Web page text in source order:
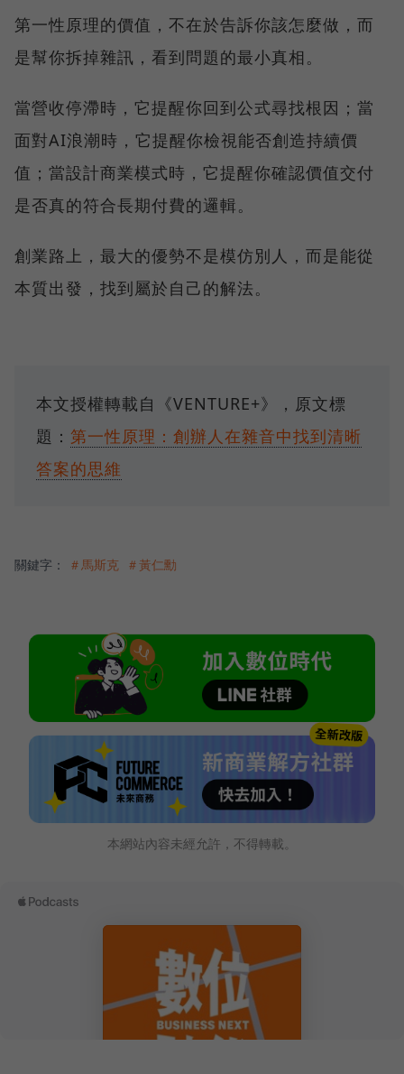
第一性原理的價值，不在於告訴你該怎麼做，而
是幫你拆掉雜訊，看到問題的最小真相。
當營收停滯時，它提醒你回到公式尋找根因；當
面對AI浪潮時，它提醒你檢視能否創造持續價
值；當設計商業模式時，它提醒你確認價值交付
是否真的符合長期付費的邏輯。
創業路上，最大的優勢不是模仿別人，而是能從
本質出發，找到屬於自己的解法。
本文授權轉載自《VENTURE+》，原文標
題： 第一性原理：創辦人在雜音中找到清晰
答案的思維
關鍵字： ＃馬斯克 ＃黃仁勳
本網站內容未經允許，不得轉載。